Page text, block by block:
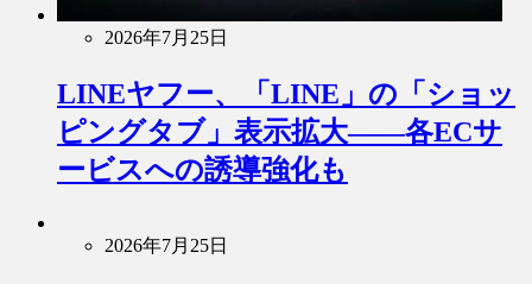
2026年7月25日
LINEヤフー、「LINE」の「ショッ
ピングタブ」表示拡大――各ECサ
ービスへの誘導強化も
2026年7月25日